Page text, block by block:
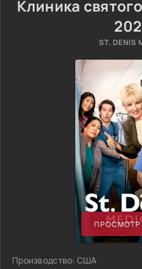
Клиника
ST. DENIS
ПРОСМОТР
Производство: США